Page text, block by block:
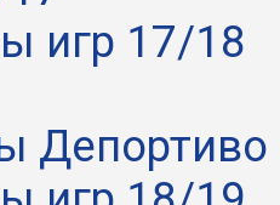
игр 17/18
Депортиво